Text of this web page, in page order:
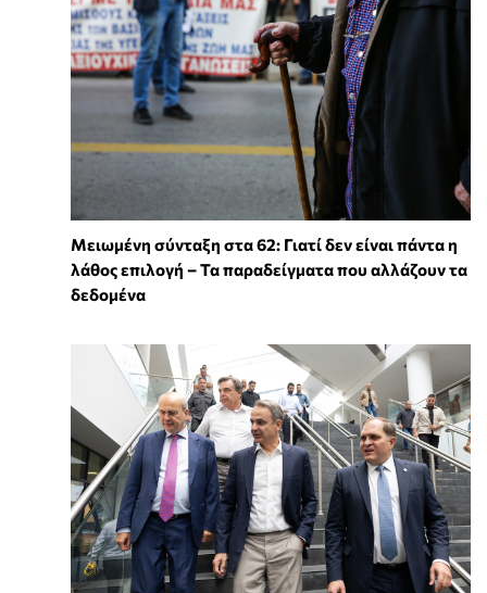
Μειωμένη σύνταξη στα 62: Γιατί δεν είναι πάντα η
λάθος επιλογή – Τα παραδείγματα που αλλάζουν τα
δεδομένα